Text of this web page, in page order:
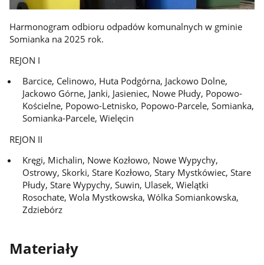
Harmonogram odbioru odpadów komunalnych w gminie
Somianka na 2025 rok.
REJON I
Barcice, Celinowo, Huta Podgórna, Jackowo Dolne,
Jackowo Górne, Janki, Jasieniec, Nowe Płudy, Popowo-
Kościelne, Popowo-Letnisko, Popowo-Parcele, Somianka,
Somianka-Parcele, Wielęcin
REJON II
Kręgi, Michalin, Nowe Kozłowo, Nowe Wypychy,
Ostrowy, Skorki, Stare Kozłowo, Stary Mystkówiec, Stare
Płudy, Stare Wypychy, Suwin, Ulasek, Wielątki
Rosochate, Wola Mystkowska, Wólka Somiankowska,
Zdziebórz
Materiały